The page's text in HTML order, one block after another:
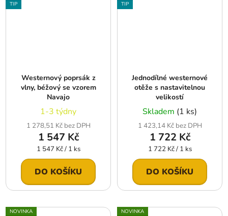
TIP
Westernový poprsák z
vlny, béžový se vzorem
Navajo
1-3 týdny
1 278,51 Kč bez DPH
1 547 Kč
Měrná
cena:
1 547 Kč / 1 ks
DO KOŠÍKU
TIP
Jednodílné westernové
otěže s nastavitelnou
velikostí
Skladem (1 ks)
1 423,14 Kč bez DPH
1 722 Kč
Měrná
cena:
1 722 Kč / 1 ks
DO KOŠÍKU
NOVINKA
NOVINKA